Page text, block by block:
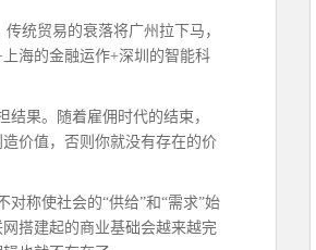
统贸易的衰落将广州拉下马，
海的金融运作+深圳的智能科
果。随着雇佣时代的结束，
价值，否则你就没有存在的价
称使社会的“供给”和“需求”始
搭建起的商业基础会越来越完